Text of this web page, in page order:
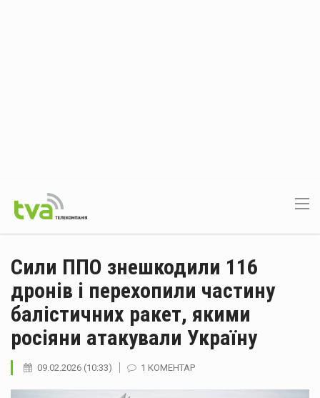
Сили ППО знешкодили 116
дронів і перехопили частину
балістичних ракет, якими
росіяни атакували Україну
09.02.2026 (10:33) 1 КОМЕНТАР